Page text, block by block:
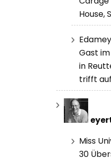
House,
Gast
in
trifft
Miss
30